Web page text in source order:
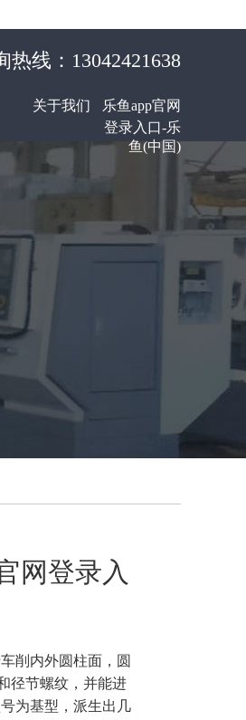
热线：13042421638
关于我们 乐鱼app官网
登录入口-乐
鱼(中国)
网登录入
削内外圆柱面，圆
径节螺纹，并能进
为基型，派生出几